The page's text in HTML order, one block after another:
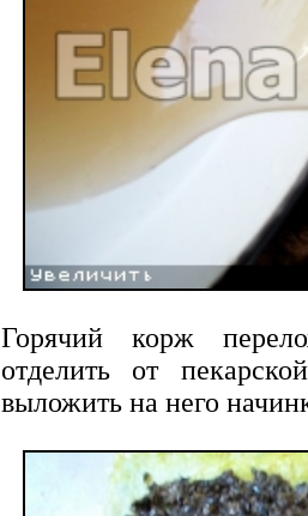
Горячий корж
отделить от
выложить на него